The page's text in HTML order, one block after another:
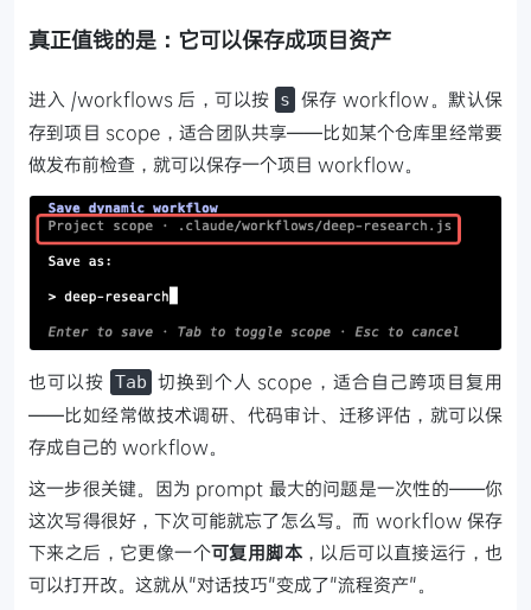
真正值钱的是：它可以保存成项目资产
进入 /workflows 后，可以按 s 保存 workflow。默认保
存到项目 scope，适合团队共享——比如某个仓库里经常要
做发布前检查，就可以保存一个项目 workflow。
也可以按 Tab 切换到个人 scope，适合自己跨项目复用
——比如经常做技术调研、代码审计、迁移评估，就可以保
存成自己的 workflow。
这一步很关键。因为 prompt 最大的问题是一次性的——你
这次写得很好，下次可能就忘了怎么写。而 workflow 保存
下来之后，它更像一个可复用脚本 ，以后可以直接运行，也
可以打开改。这就从"对话技巧"变成了"流程资产"。